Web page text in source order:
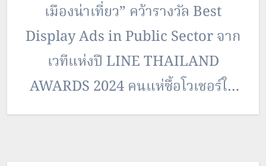
เมืองน่าเที่ยว” คว้ารางวัล Best
Display Ads in Public Sector จาก
เวทีแห่งปี LINE THAILAND
AWARDS 2024 คนแห่ซื้อโวเชอร์ใน
โครงการ กว่่า 110 ล้านบาท พร้อม